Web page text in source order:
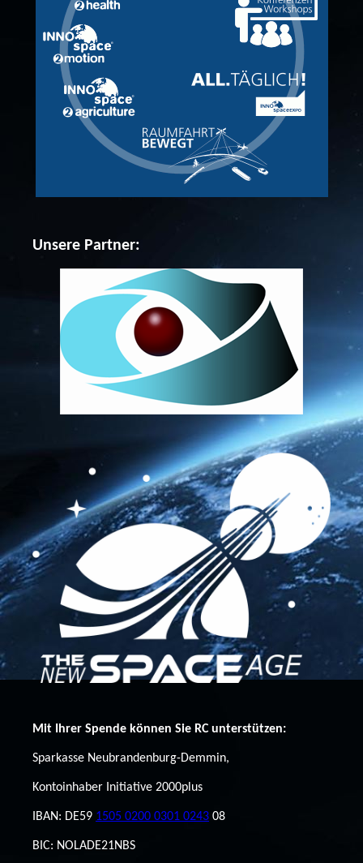
Unsere Partner:
Mit Ihrer Spende können Sie RC unterstützen:
Sparkasse Neubrandenburg-Demmin,
Kontoinhaber Initiative 2000plus
IBAN: DE59 1505 0200 0301 0243 08
BIC: NOLADE21NBS